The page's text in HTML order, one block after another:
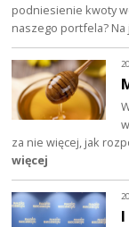
podniesienie kwoty
naszego portfela?
za nie więcej, jak
więcej